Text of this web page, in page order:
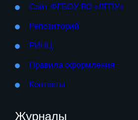
Сайт ФГБОУ ВО «ЛГПУ»
Репозиторий
РИНЦ
Правила оформления
Контакты